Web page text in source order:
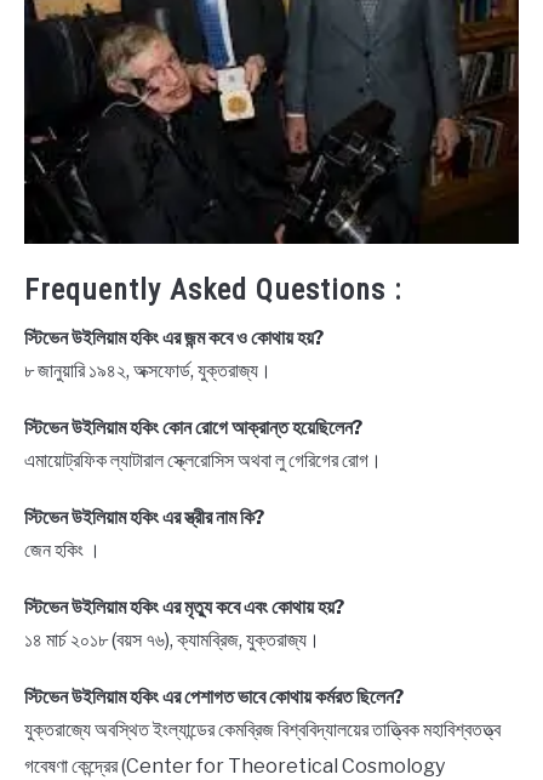
Frequently Asked Questions :
স্টিভেন উইলিয়াম হকিং এর জন্ম কবে ও কোথায় হয়?
৮ জানুয়ারি ১৯৪২, অক্সফোর্ড, যুক্তরাজ্য।
স্টিভেন উইলিয়াম হকিং কোন রোগে আক্রান্ত হয়েছিলেন?
এমায়োট্রফিক ল্যাটারাল স্ক্লেরোসিস অথবা লু গেরিগের রোগ।
স্টিভেন উইলিয়াম হকিং এর স্ত্রীর নাম কি?
জেন হকিং ।
স্টিভেন উইলিয়াম হকিং এর মৃত্যু কবে এবং কোথায় হয়?
১৪ মার্চ ২০১৮ (বয়স ৭৬), ক্যামব্রিজ, যুক্তরাজ্য।
স্টিভেন উইলিয়াম হকিং এর পেশাগত ভাবে কোথায় কর্মরত ছিলেন?
যুক্তরাজ্যে অবস্থিত ইংল্যান্ডের কেমব্রিজ বিশ্ববিদ্যালয়ের তাত্ত্বিক মহাবিশ্বতত্ত্ব
গবেষণা কেন্দ্রের (Center for Theoretical Cosmology